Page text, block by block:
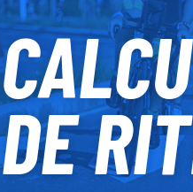
DE